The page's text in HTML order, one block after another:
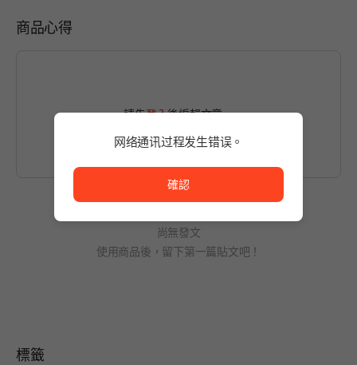
商品心得
請先登入後編輯文章。
尚無發文
使用商品後，留下第一篇貼文吧！
標籤
网络通讯过程发生错误。
確認